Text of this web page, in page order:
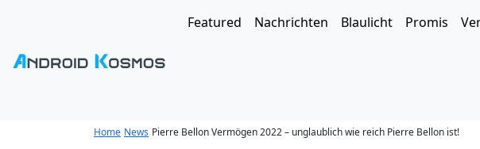
Featured Nachrichten Blaulicht Promis
Home News Pierre Bellon Vermögen 2022 – unglaublich wie reich Pierre Bellon ist!